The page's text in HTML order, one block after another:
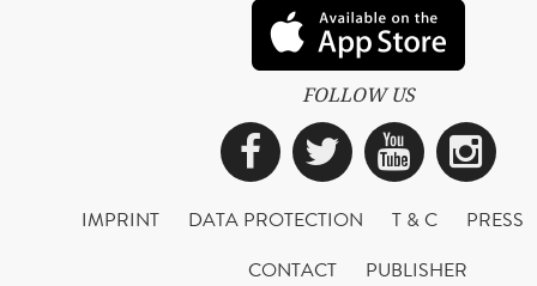
FOLLOW US
Facebook
Twitter
IMPRINT DATA PROTECTION T & C
PRESS
CONTACT
PUBLISHER